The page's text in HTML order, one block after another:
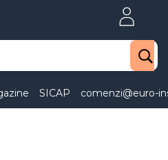
SICAP comenzi@euro-